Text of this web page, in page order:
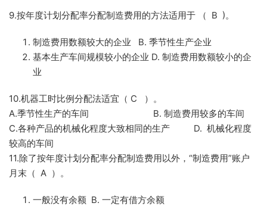
9.按年度计划分配率分配制造费用的方法适用于 （ B )。
制造费用数额较大的企业 B. 季节性生产企业
基本生产车间规模较小的企业 D. 制造费用数额较小的企
业
10.机器工时比例分配法适宜（ C ）。
A.季节性生产的车间 B. 制造费用较多的车间
C.各种产品的机械化程度大致相同的生产 D. 机械化程度
较高的车间
11.除了按年度计划分配率分配制造费用以外，“制造费用”账户
月末（ A ）。
一般没有余额 B. 一定有借方余额